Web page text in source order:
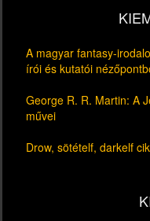
A magyar fantasy-
írói és kutatói
George R. R. Martin: A
művei
Drow, sötételf, darkelf